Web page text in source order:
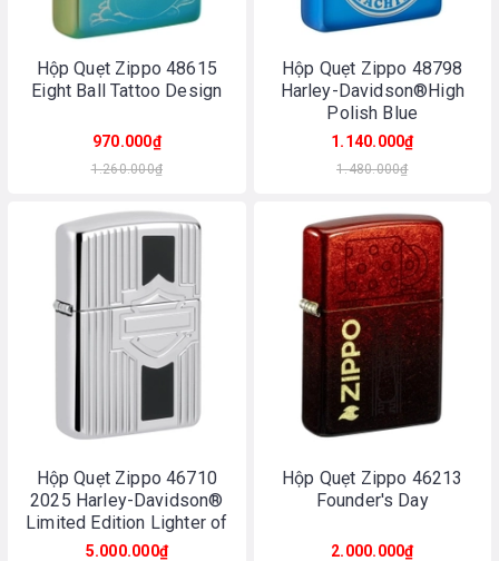
Hộp Quẹt Zippo 48615
Eight Ball Tattoo Design
970.000₫
1.260.000₫
Hộp Quẹt Zippo 48798
Harley-Davidson®High
Polish Blue
1.140.000₫
1.480.000₫
Hộp Quẹt Zippo 46710
2025 Harley-Davidson®
Limited Edition Lighter of
the Year
5.000.000₫
Hộp Quẹt Zippo 46213
Founder's Day
2.000.000₫